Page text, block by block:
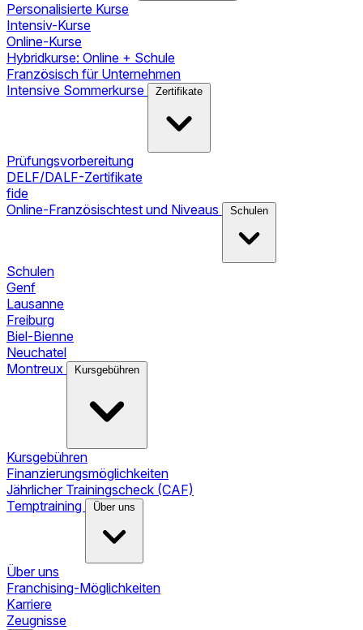
Personalisierte Kurse
Intensiv-Kurse
Online-Kurse
Hybridkurse: Online + Schule
Französisch für Unternehmen
Intensive Sommerkurse
Zertifikate
Prüfungsvorbereitung
DELF/DALF-Zertifikate
fide
Online-Französischtest und Niveaus
Schulen
Schulen
Genf
Lausanne
Freiburg
Biel-Bienne
Neuchatel
Montreux
Kursgebühren
Kursgebühren
Finanzierungsmöglichkeiten
Jährlicher Trainingscheck (CAF)
Temptraining
Über uns
Über uns
Franchising-Möglichkeiten
Karriere
Zeugnisse